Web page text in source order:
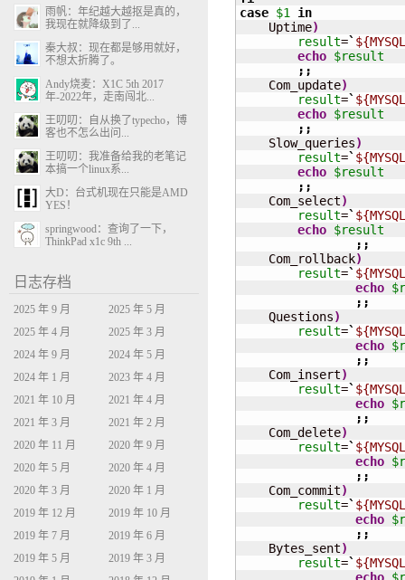
case $1 in
    Uptime
)
result=`
echo $result
;;
    Com_update
)
result=`
echo $result
;;
    Slow_queries
)
result=`
echo $result
;;
    Com_select
)
result=`
echo $result
;;
    Com_rollback
)
result=`
echo
;;
    Questions
)
result=`
echo
;;
    Com_insert
)
result=`
echo
;;
    Com_delete
)
result=`
echo
;;
    Com_commit
)
result=`
echo
;;
    Bytes_sent
)
result=`
雨帆：年纪越大越抠是真的，
我现在就降级到了...
秦大叔：现在都是够用就好，
不想太折腾了。
Andy烧麦：X1C 5th 2017
年-2022年，走南闯北...
王叨叨：自从换了typecho，博
客也不怎么出问...
王叨叨：我准备给我的老笔记
本搞一个linux系...
大D：台式机现在只能是AMD
YES！
springwood：查询了一下，
ThinkPad x1c 9th ...
日志存档
2025 年 9 月
2025 年 5 月
2025 年 4 月
2025 年 3 月
2024 年 9 月
2024 年 5 月
2024 年 1 月
2023 年 4 月
2021 年 10 月
2021 年 4 月
2021 年 3 月
2021 年 2 月
2020 年 11 月
2020 年 9 月
2020 年 5 月
2020 年 4 月
2020 年 3 月
2020 年 1 月
2019 年 12 月
2019 年 10 月
2019 年 7 月
2019 年 6 月
2019 年 5 月
2019 年 3 月